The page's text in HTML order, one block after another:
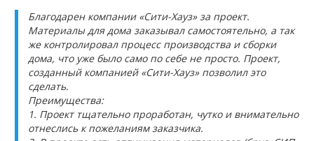
Благодарен компании «Сити-Хауз» за проект.
Материалы для дома заказывал самостоятельно, а так
же контролировал процесс производства и сборки
дома, что уже было само по себе не просто. Проект,
созданный компанией «Сити-Хауз» позволил это
сделать.
Преимущества:
1. Проект тщательно проработан, чутко и внимательно
отнеслись к пожеланиям заказчика.